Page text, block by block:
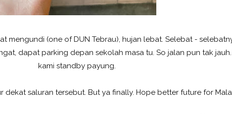
mengundi (one of DUN Tebrau), hujan lebat. Selebat -
dapat parking depan sekolah masa tu. So jalan pun tak
kami standby payung.
dekat saluran tersebut. But ya finally. Hope better future for